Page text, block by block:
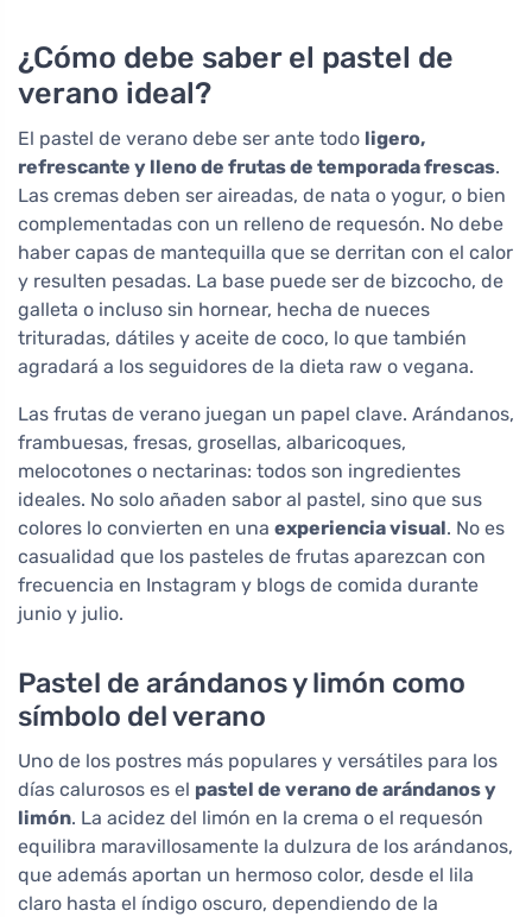
¿Cómo debe saber el pastel de
verano ideal?
El pastel de verano debe ser ante todo ligero,
refrescante y lleno de frutas de temporada frescas.
Las cremas deben ser aireadas, de nata o yogur, o bien
complementadas con un relleno de requesón. No debe
haber capas de mantequilla que se derritan con el calor
y resulten pesadas. La base puede ser de bizcocho, de
galleta o incluso sin hornear, hecha de nueces
trituradas, dátiles y aceite de coco, lo que también
agradará a los seguidores de la dieta raw o vegana.
Las frutas de verano juegan un papel clave. Arándanos,
frambuesas, fresas, grosellas, albaricoques,
melocotones o nectarinas: todos son ingredientes
ideales. No solo añaden sabor al pastel, sino que sus
colores lo convierten en una experiencia visual. No es
casualidad que los pasteles de frutas aparezcan con
frecuencia en Instagram y blogs de comida durante
junio y julio.
Pastel de arándanos y limón como
símbolo del verano
Uno de los postres más populares y versátiles para los
días calurosos es el pastel de verano de arándanos y
limón. La acidez del limón en la crema o el requesón
equilibra maravillosamente la dulzura de los arándanos,
que además aportan un hermoso color, desde el lila
claro hasta el índigo oscuro, dependiendo de la